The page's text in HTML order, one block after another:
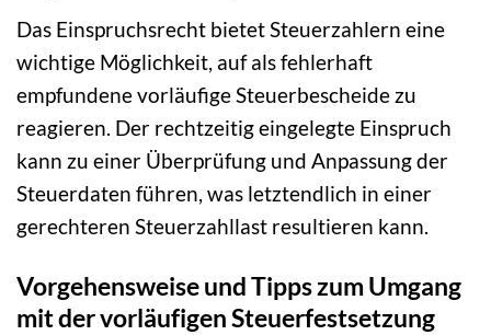
Das Einspruchsrecht bietet Steuerzahlern eine
wichtige Möglichkeit, auf als fehlerhaft
empfundene vorläufige Steuerbescheide zu
reagieren. Der rechtzeitig eingelegte Einspruch
kann zu einer Überprüfung und Anpassung der
Steuerdaten führen, was letztendlich in einer
gerechteren Steuerzahllast resultieren kann.
Vorgehensweise und Tipps zum Umgang
mit der vorläufigen Steuerfestsetzung